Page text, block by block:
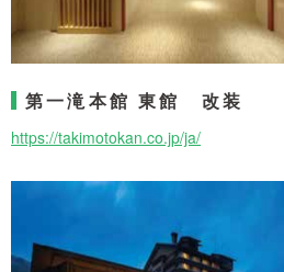
第一滝本館 東館 改装
https://takimotokan.co.jp/ja/